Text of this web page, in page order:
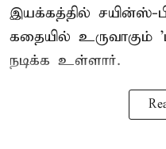
இயக்கத்தில் சயின்ஸ்-
கதையில் உருவாகும்
நடிக்க உள்ளார்.